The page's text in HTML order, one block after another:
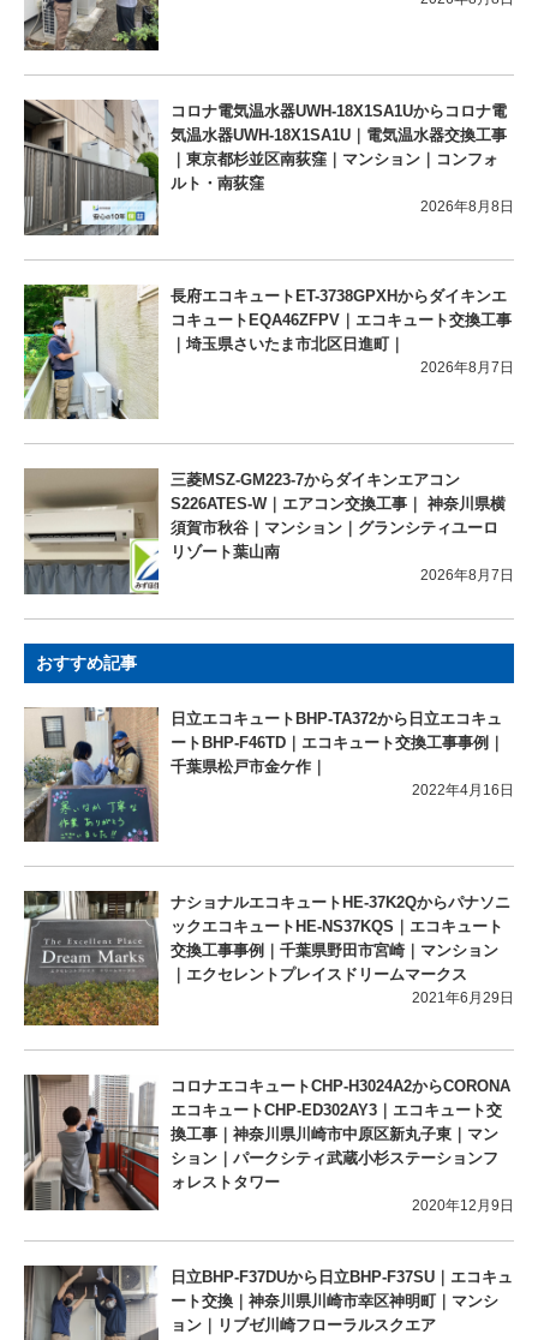
コロナ電気温水器UWH-18X1SA1Uからコロナ電
気温水器UWH-18X1SA1U｜電気温水器交換工事
｜東京都杉並区南荻窪｜マンション｜コンフォ
ルト・南荻窪
2026年8月8日
長府エコキュートET-3738GPXHからダイキンエ
コキュートEQA46ZFPV｜エコキュート交換工事
｜埼玉県さいたま市北区日進町｜
2026年8月7日
三菱MSZ-GM223-7からダイキンエアコン
S226ATES-W｜エアコン交換工事｜ 神奈川県横
須賀市秋谷｜マンション｜グランシティユーロ
リゾート葉山南
2026年8月7日
おすすめ記事
日立エコキュートBHP-TA372から日立エコキュ
ートBHP-F46TD｜エコキュート交換工事事例｜
千葉県松戸市金ケ作｜
2022年4月16日
ナショナルエコキュートHE-37K2Qからパナソニ
ックエコキュートHE-NS37KQS｜エコキュート
交換工事事例｜千葉県野田市宮崎｜マンション
｜エクセレントプレイスドリームマークス
2021年6月29日
コロナエコキュートCHP-H3024A2からCORONA
エコキュートCHP-ED302AY3｜エコキュート交
換工事｜神奈川県川崎市中原区新丸子東｜マン
ション｜パークシティ武蔵小杉ステーションフ
ォレストタワー
2020年12月9日
日立BHP-F37DUから日立BHP-F37SU｜エコキュ
ート交換｜神奈川県川崎市幸区神明町｜マンシ
ョン｜リブゼ川崎フローラルスクエア